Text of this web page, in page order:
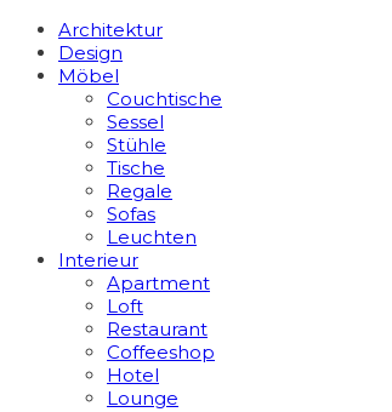
Architektur
Design
Möbel
Couchtische
Sessel
Stühle
Tische
Regale
Sofas
Leuchten
Interieur
Apart­ment
Loft
Restaurant
Coffeeshop
Hotel
Lounge